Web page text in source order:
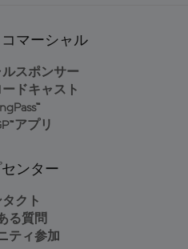
マーシャル
スポンサー
ドキャスト
アプリ
ンター
タクト
る質問
ティ参加